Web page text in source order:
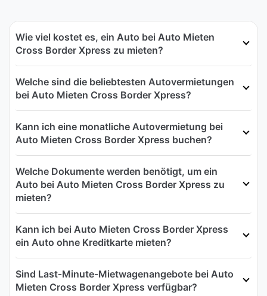
Wie viel kostet es, ein Auto bei Auto Mieten
Cross Border Xpress zu mieten?
Welche sind die beliebtesten Autovermietungen
bei Auto Mieten Cross Border Xpress?
Kann ich eine monatliche Autovermietung bei
Auto Mieten Cross Border Xpress buchen?
Welche Dokumente werden benötigt, um ein
Auto bei Auto Mieten Cross Border Xpress zu
mieten?
Kann ich bei Auto Mieten Cross Border Xpress
ein Auto ohne Kreditkarte mieten?
Sind Last‑Minute‑Mietwagenangebote bei Auto
Mieten Cross Border Xpress verfügbar?